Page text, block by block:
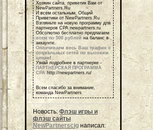
Хозяин сайта, приветик Вам от
NewPartners.Ru
И всем остальным, Общий
Приветики от NewPartners.Ru
Взгляньте на новую программу для
партнеров СРА newpartners.ru
Обсолютно бесплатно предлагаем
всем по 500 рублей на баланс в
аккаунте.
Оплачиваем весь Ваш трафик с
социальных сетей по высоким
ценам!
Узнай подробнее в партнерке -
ПАРТНЕРСКАЯ ПРОГРАММА
СРА http://newpartners.ru/
Всем спасибо за внимание,
команда NewPartners
Новость: Флэш игры и
флэш сайты
NewPartnerscig написал: